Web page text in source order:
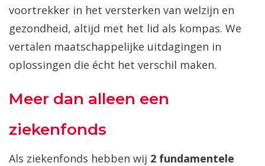
voortrekker in het versterken van welzijn en
gezondheid, altijd met het lid als kompas. We
vertalen maatschappelijke uitdagingen in
oplossingen die écht het verschil maken.
Meer dan alleen een
ziekenfonds
Als ziekenfonds hebben wij 2 fundamentele